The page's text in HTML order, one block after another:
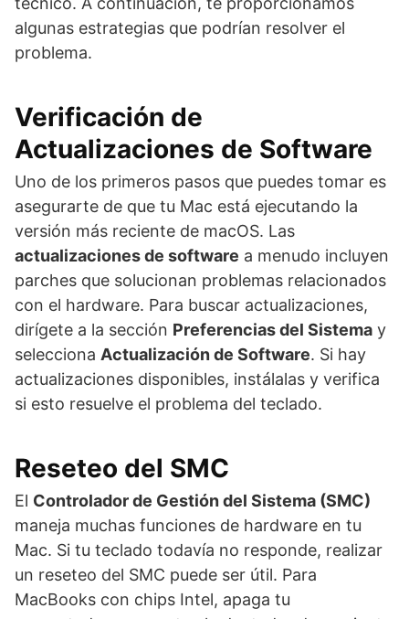
algunas estrategias que podrían resolver el
problema.
Verificación de
Actualizaciones de Software
Uno de los primeros pasos que puedes tomar es
asegurarte de que tu Mac está ejecutando la
versión más reciente de macOS. Las
actualizaciones de software a menudo incluyen
parches que solucionan problemas relacionados
con el hardware. Para buscar actualizaciones,
dirígete a la sección Preferencias del Sistema y
selecciona Actualización de Software. Si hay
actualizaciones disponibles, instálalas y verifica
si esto resuelve el problema del teclado.
Reseteo del SMC
El Controlador de Gestión del Sistema (SMC)
maneja muchas funciones de hardware en tu
Mac. Si tu teclado todavía no responde, realizar
un reseteo del SMC puede ser útil. Para
MacBooks con chips Intel, apaga tu